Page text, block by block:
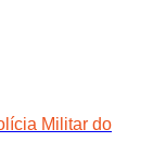
Militar do